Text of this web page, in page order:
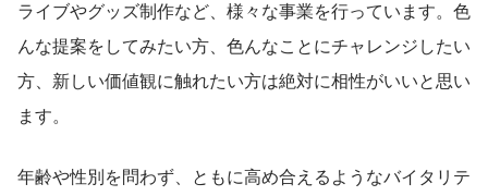
ライブやグッズ制作など、様々な事業を行っています。色
んな提案をしてみたい方、色んなことにチャレンジしたい
方、新しい価値観に触れたい方は絶対に相性がいいと思い
ます。
年齢や性別を問わず、ともに高め合えるようなバイタリテ